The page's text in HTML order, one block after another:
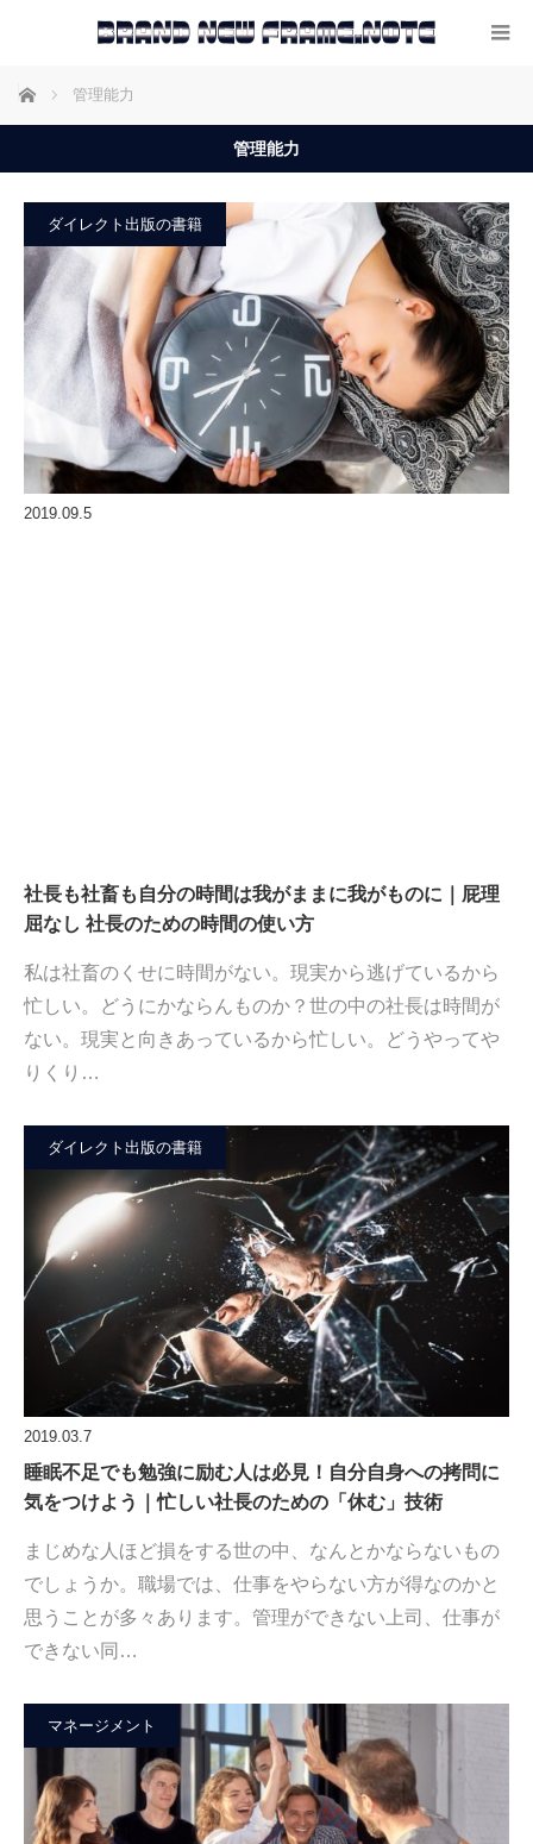
ホーム 管理能力
管理能力
ダイレクト出版の書籍
2019.09.5
社長も社畜も自分の時間は我がままに我がものに｜屁理
屈なし 社長のための時間の使い方
私は社畜のくせに時間がない。現実から逃げているから
忙しい。どうにかならんものか？世の中の社長は時間が
ない。現実と向きあっているから忙しい。どうやってや
りくり…
ダイレクト出版の書籍
2019.03.7
睡眠不足でも勉強に励む人は必見！自分自身への拷問に
気をつけよう｜忙しい社長のための「休む」技術
まじめな人ほど損をする世の中、なんとかならないもの
でしょうか。職場では、仕事をやらない方が得なのかと
思うことが多々あります。管理ができない上司、仕事が
できない同…
マネージメント